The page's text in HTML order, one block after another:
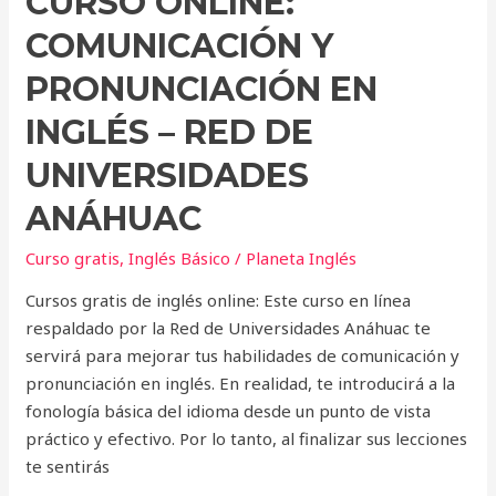
COMUNICACIÓN Y
PRONUNCIACIÓN EN
INGLÉS – RED DE
UNIVERSIDADES
ANÁHUAC
Curso gratis,Inglés Básico / Planeta Inglés
Cursos gratis de inglés online: Este curso en línea
respaldado por la Red de Universidades Anáhuac te
servirá para mejorar tus habilidades de comunicación y
pronunciación en inglés. En realidad, te introducirá a la
fonología básica del idioma desde un punto de vista
práctico y efectivo. Por lo tanto, al finalizar sus lecciones
te sentirás